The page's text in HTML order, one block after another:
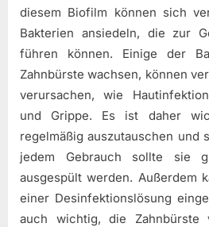
diesem Biofilm können sich
Bakterien ansiedeln, die zur
führen können. Einige der
Zahnbürste wachsen, können
verursachen, wie
und Grippe. Es ist daher
regelmäßig auszutauschen und
jedem Gebrauch sollte sie
ausgespült werden. Außerdem
einer Desinfektionslösung
auch wichtig, die Zahnbürste